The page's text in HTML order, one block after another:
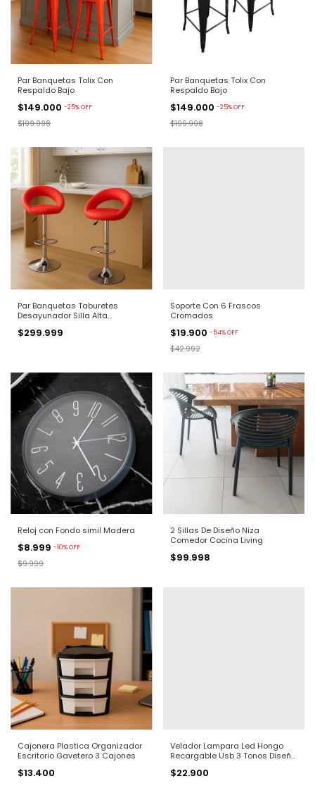
Par Banquetas Tolix Con
Respaldo Bajo
$149.000 -25%OFF
$199.998
Par Banquetas Tolix Con
Respaldo Bajo
$149.000 -25%OFF
$199.998
Par Banquetas Taburetes
Desayunador Silla Alta
$299.999
Soporte Con 6 Frascos
Cromados
$19.900 -54%OFF
$42.992
Reloj con Fondo simil Madera
$8.999 -10%OFF
$9.999
2 Sillas De Diseño Niza
Comedor Cocina Living
$99.998
Cajonera Plastica Organizador
Escritorio Gavetero 3 Cajones
$13.400
Velador Lampara Led Hongo
Recargable Usb 3 Tonos Diseño
$22.900